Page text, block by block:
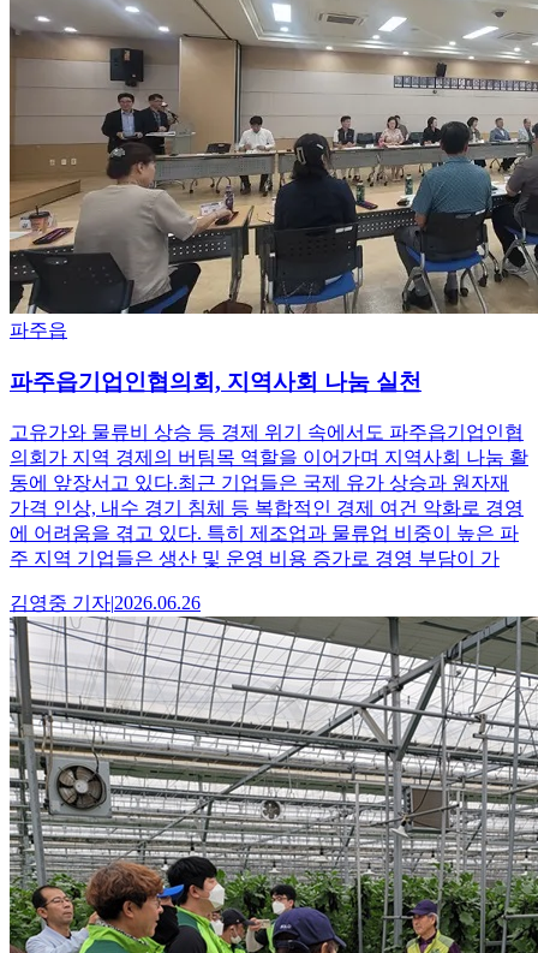
파주읍
파주읍기업인협의회, 지역사회 나눔 실천
고유가와 물류비 상승 등 경제 위기 속에서도 파주읍기업인협
의회가 지역 경제의 버팀목 역할을 이어가며 지역사회 나눔 활
동에 앞장서고 있다.최근 기업들은 국제 유가 상승과 원자재
가격 인상, 내수 경기 침체 등 복합적인 경제 여건 악화로 경영
에 어려움을 겪고 있다. 특히 제조업과 물류업 비중이 높은 파
주 지역 기업들은 생산 및 운영 비용 증가로 경영 부담이 가
김영중 기자|2026.06.26